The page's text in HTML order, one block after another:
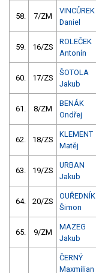
58. 7/ZM
VINCŮREK
Daniel
59. 16/ZS
ROLEČEK
Antonín
60. 17/ZS
ŠOTOLA
Jakub
61. 8/ZM
BENÁK
Ondřej
62. 18/ZS
KLEMENT
Matěj
63. 19/ZS
URBAN
Jakub
64. 20/ZS
OUŘEDNÍK
Šimon
65. 9/ZM
MAZEG
Jakub
ČERNÝ
Maxmilian